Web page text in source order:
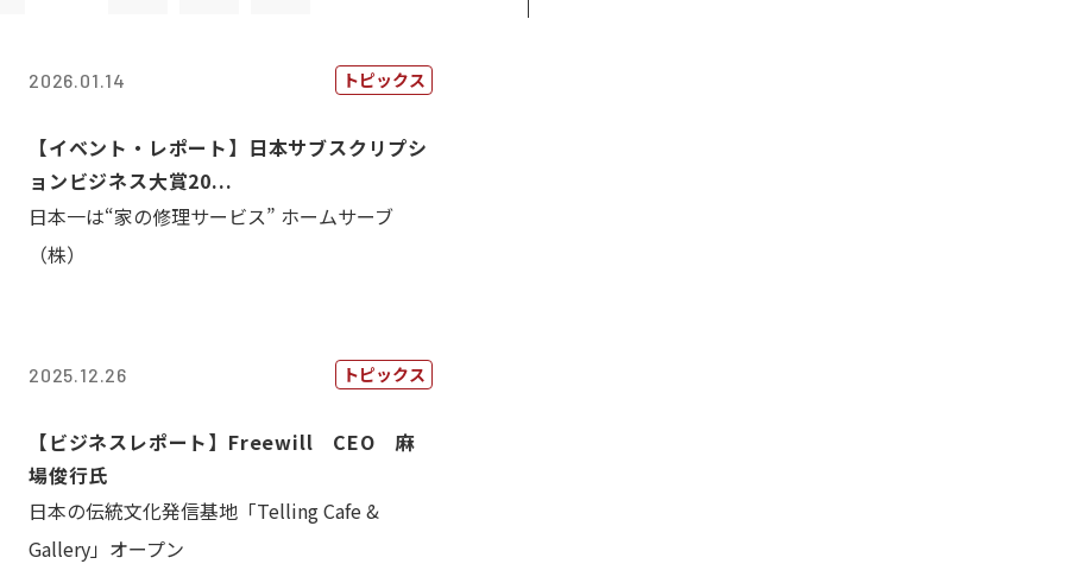
2026.01.14 トピックス
【イベント・レポート】日本サブスクリプシ
ョンビジネス大賞20...
日本一は“家の修理サービス” ホームサーブ
（株）
2025.12.26 トピックス
【ビジネスレポート】Freewill CEO 麻
場俊行氏
日本の伝統文化発信基地「Telling Cafe &
Gallery」オープン